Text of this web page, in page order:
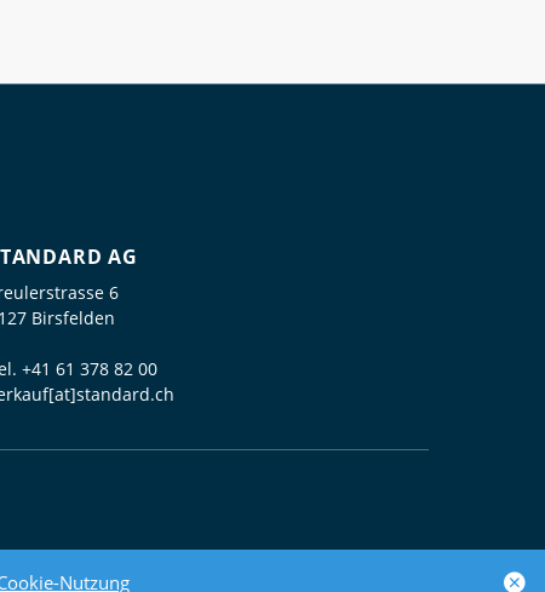
Nutzung
AG
6
Birsfelden
+41 61 378 82 00